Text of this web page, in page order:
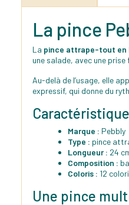
La pince
La pince attrape-tout en
une salade, avec une
Au-delà de l’usage, elle
expressif, qui donne du
Marque : Pebbly
Type : pince
Longueur : 24
Composition :
Coloris : 12
Une pince